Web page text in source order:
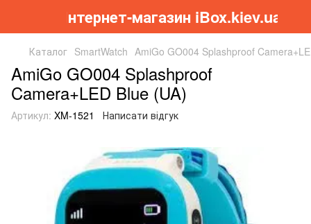
Інтернет-магазин iBox.kiev.ua
Каталог SmartWatch AmiGo GO004 Splashproof
AmiGo GO004 Splashproof
Camera+LED Blue (UA)
Артикул: XM-1521 Написати відгук